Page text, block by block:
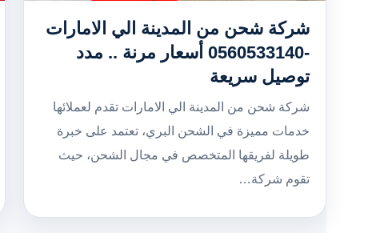
شركة شحن من المدينة الي الامارات
-0560533140 أسعار مرنة .. مدد
توصيل سريعة
شركة شحن من المدينة الي الامارات تقدم لعملائها
خدمات مميزة في الشحن البري، تعتمد على خبرة
طويلة لفريقها المتخصص في مجال الشحن، حيث
تقوم شركة…